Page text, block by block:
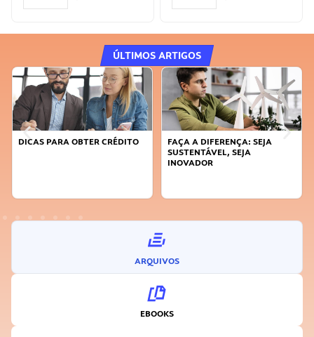
ÚLTIMOS ARTIGOS
DICAS PARA OBTER CRÉDITO
FAÇA A DIFERENÇA: SEJA
SUSTENTÁVEL, SEJA
INOVADOR
ARQUIVOS
EBOOKS